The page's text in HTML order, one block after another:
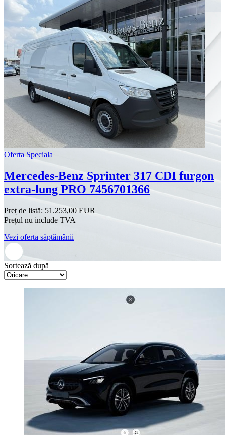
Oferta Speciala
Mercedes-Benz Sprinter 317 CDI furgon
extra-lung PRO 7456701366
Preț de listă: 51.253,00 EUR
Prețul nu include TVA
Vezi oferta săptămânii
Sortează după